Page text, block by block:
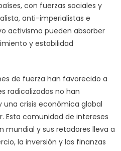
con fuerzas sociales y
anti-imperialistas e
activismo pueden absorber
y estabilidad
de fuerza han favorecido a
radicalizados no han
una crisis económica global
Esta comunidad de intereses
y sus retadores lleva a
la inversión y las finanzas